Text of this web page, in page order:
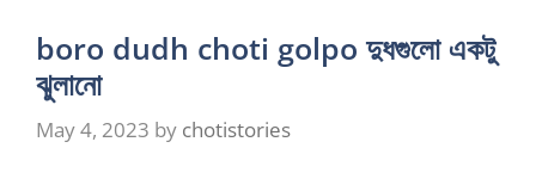
boro dudh choti golpo দুধগুলো একটু
ঝুলানো
May 4, 2023 by chotistories